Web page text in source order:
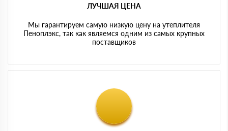
ЛУЧШАЯ ЦЕНА
Мы гарантируем самую низкую цену на утеплителя
Пеноплэкс, так как являемся одним из самых крупных
поставщиков